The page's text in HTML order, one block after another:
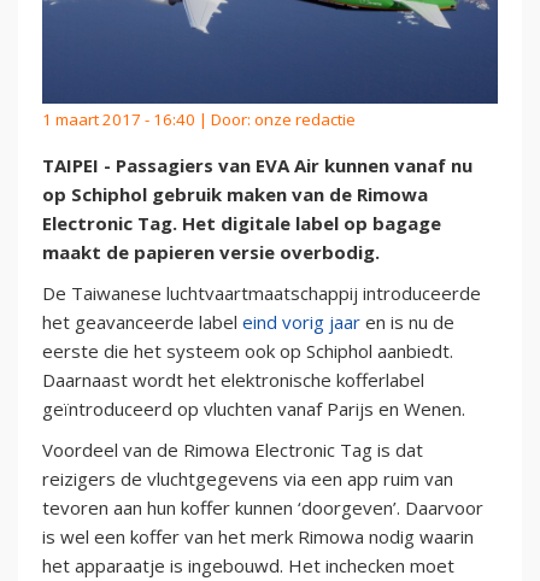
1 maart 2017 - 16:40 | Door: onze redactie
TAIPEI - Passagiers van EVA Air kunnen vanaf nu
op Schiphol gebruik maken van de Rimowa
Electronic Tag. Het digitale label op bagage
maakt de papieren versie overbodig.
De Taiwanese luchtvaartmaatschappij introduceerde
het geavanceerde label eind vorig jaar en is nu de
eerste die het systeem ook op Schiphol aanbiedt.
Daarnaast wordt het elektronische kofferlabel
geïntroduceerd op vluchten vanaf Parijs en Wenen.
Voordeel van de Rimowa Electronic Tag is dat
reizigers de vluchtgegevens via een app ruim van
tevoren aan hun koffer kunnen ‘doorgeven’. Daarvoor
is wel een koffer van het merk Rimowa nodig waarin
het apparaatje is ingebouwd. Het inchecken moet